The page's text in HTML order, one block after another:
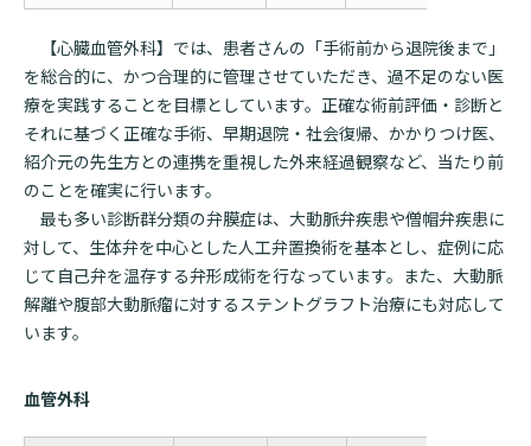
【心臓血管外科】では、患者さんの「手術前から退院後まで」
を総合的に、かつ合理的に管理させていただき、過不足のない医
療を実践することを目標としています。正確な術前評価・診断と
それに基づく正確な手術、早期退院・社会復帰、かかりつけ医、
紹介元の先生方との連携を重視した外来経過観察など、当たり前
のことを確実に行います。
最も多い診断群分類の弁膜症は、大動脈弁疾患や僧帽弁疾患に
対して、生体弁を中心とした人工弁置換術を基本とし、症例に応
じて自己弁を温存する弁形成術を行なっています。また、大動脈
解離や腹部大動脈瘤に対するステントグラフト治療にも対応して
います。
血管外科